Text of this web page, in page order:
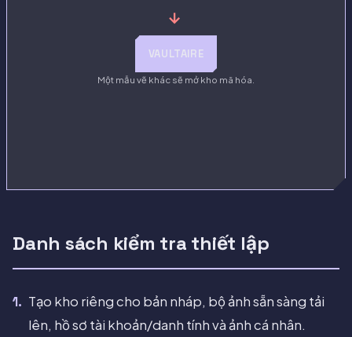
→
VAULTAIRE
Một mẫu vẽ khác sẽ mở kho mã hóa.
Danh sách kiểm tra thiết lập
Tạo kho riêng cho bản nháp, bộ ảnh sẵn sàng tải
lên, hồ sơ tài khoản/danh tính và ảnh cá nhân.